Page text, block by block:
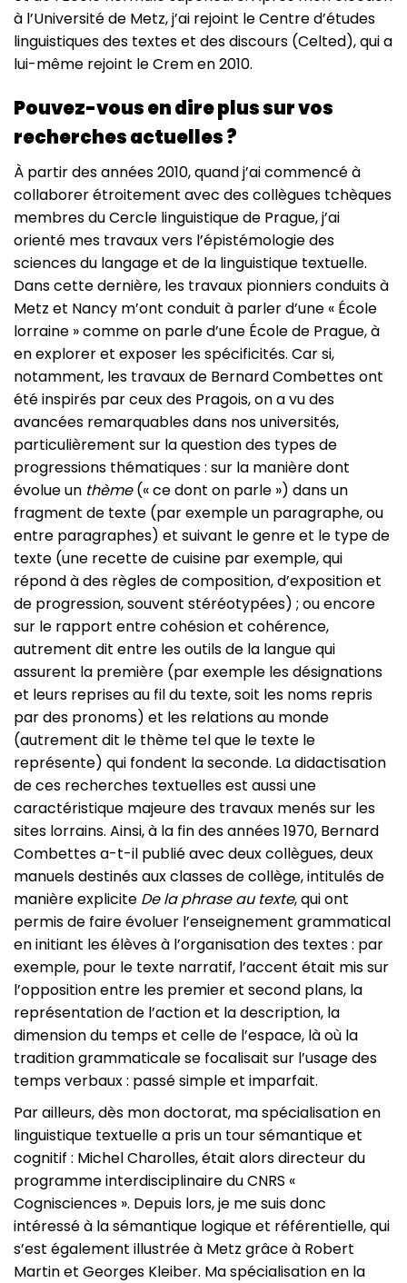
à l’Université de Metz, j’ai rejoint le Centre d’études
linguistiques des textes et des discours (Celted), qui a
lui-même rejoint le Crem en 2010.
Pouvez-vous en dire plus sur vos
recherches actuelles ?
À partir des années 2010, quand j’ai commencé à
collaborer étroitement avec des collègues tchèques
membres du Cercle linguistique de Prague, j’ai
orienté mes travaux vers l’épistémologie des
sciences du langage et de la linguistique textuelle.
Dans cette dernière, les travaux pionniers conduits à
Metz et Nancy m’ont conduit à parler d’une « École
lorraine » comme on parle d’une École de Prague, à
en explorer et exposer les spécificités. Car si,
notamment, les travaux de Bernard Combettes ont
été inspirés par ceux des Pragois, on a vu des
avancées remarquables dans nos universités,
particulièrement sur la question des types de
progressions thématiques : sur la manière dont
évolue un thème(« ce dont on parle ») dans un
fragment de texte (par exemple un paragraphe, ou
entre paragraphes) et suivant le genre et le type de
texte (une recette de cuisine par exemple, qui
répond à des règles de composition, d’exposition et
de progression, souvent stéréotypées) ; ou encore
sur le rapport entre cohésion et cohérence,
autrement dit entre les outils de la langue qui
assurent la première (par exemple les désignations
et leurs reprises au fil du texte, soit les noms repris
par des pronoms) et les relations au monde
(autrement dit le thème tel que le texte le
représente) qui fondent la seconde. La didactisation
de ces recherches textuelles est aussi une
caractéristique majeure des travaux menés sur les
sites lorrains. Ainsi, à la fin des années 1970, Bernard
Combettes a-t-il publié avec deux collègues, deux
manuels destinés aux classes de collège, intitulés de
manière explicite De la phrase au texte, qui ont
permis de faire évoluer l’enseignement grammatical
en initiant les élèves à l’organisation des textes : par
exemple, pour le texte narratif, l’accent était mis sur
l’opposition entre les premier et second plans, la
représentation de l’action et la description, la
dimension du temps et celle de l’espace, là où la
tradition grammaticale se focalisait sur l’usage des
temps verbaux : passé simple et imparfait.
Par ailleurs, dès mon doctorat, ma spécialisation en
linguistique textuelle a pris un tour sémantique et
cognitif : Michel Charolles, était alors directeur du
programme interdisciplinaire du CNRS «
Cognisciences ». Depuis lors, je me suis donc
intéressé à la sémantique logique et référentielle, qui
s’est également illustrée à Metz grâce à Robert
Martin et Georges Kleiber. Ma spécialisation en la